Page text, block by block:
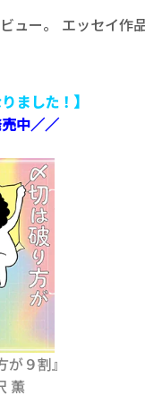
ュー。 エッセイ作
ました！】
中／／
が９割』
薫